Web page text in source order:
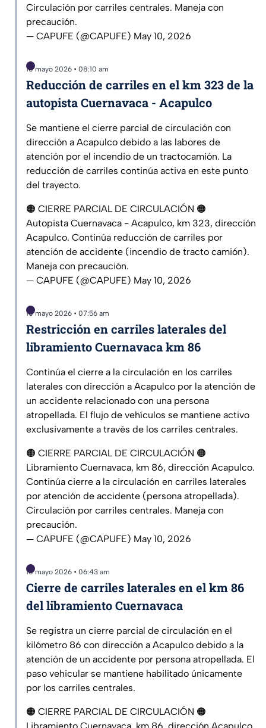
Circulación por carriles centrales. Maneja con
precaución.
— CAPUFE (@CAPUFE) May 10, 2026
10 mayo 2026 • 08:10 am
Reducción de carriles en el km 323 de la
autopista Cuernavaca - Acapulco
Se mantiene el cierre parcial de circulación con
dirección a Acapulco debido a las labores de
atención por el incendio de un tractocamión. La
reducción de carriles continúa activa en este punto
del trayecto.
🟠 CIERRE PARCIAL DE CIRCULACIÓN 🟠
Autopista Cuernavaca - Acapulco, km 323, dirección
Acapulco. Continúa reducción de carriles por
atención de accidente (incendio de tracto camión).
Maneja con precaución.
— CAPUFE (@CAPUFE) May 10, 2026
10 mayo 2026 • 07:56 am
Restricción en carriles laterales del
libramiento Cuernavaca km 86
Continúa el cierre a la circulación en los carriles
laterales con dirección a Acapulco por la atención de
un accidente relacionado con una persona
atropellada. El flujo de vehículos se mantiene activo
exclusivamente a través de los carriles centrales.
🟠 CIERRE PARCIAL DE CIRCULACIÓN 🟠
Libramiento Cuernavaca, km 86, dirección Acapulco.
Continúa cierre a la circulación en carriles laterales
por atención de accidente (persona atropellada).
Circulación por carriles centrales. Maneja con
precaución.
— CAPUFE (@CAPUFE) May 10, 2026
10 mayo 2026 • 06:43 am
Cierre de carriles laterales en el km 86
del libramiento Cuernavaca
Se registra un cierre parcial de circulación en el
kilómetro 86 con dirección a Acapulco debido a la
atención de un accidente por persona atropellada. El
paso vehicular se mantiene habilitado únicamente
por los carriles centrales.
🟠 CIERRE PARCIAL DE CIRCULACIÓN 🟠